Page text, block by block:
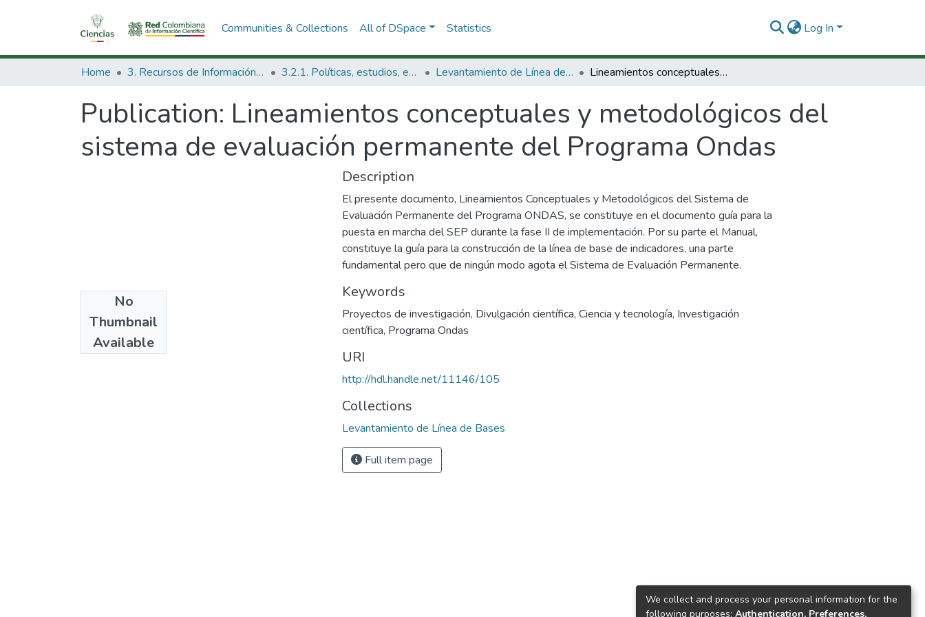
Communities & Collections All of DSpace Statistics Log In
Home 3. Recursos de Información Científica y Tecnológica 3.2.1. Políticas, estudios, evaluaciones e indicadores de CTeI Levantamiento de Línea de Bases Lineamientos conceptuales y metodológicos del sistema de evaluación permanente del Programa Ondas
Publication: Lineamientos conceptuales y metodológicos del
sistema de evaluación permanente del Programa Ondas
No
Thumbnail
Available
Authors
Lozano, Mónica
Description
El presente documento, Lineamientos Conceptuales y Metodológicos del Sistema de
Evaluación Permanente del Programa ONDAS, se constituye en el documento guía para la
puesta en marcha del SEP durante la fase II de implementación. Por su parte el Manual,
constituye la guía para la construcción de la línea de base de indicadores, una parte
fundamental pero que de ningún modo agota el Sistema de Evaluación Permanente.
Keywords
Proyectos de investigación, Divulgación científica, Ciencia y tecnología, Investigación
científica, Programa Ondas
URI
http://hdl.handle.net/11146/105
Collections
Levantamiento de Línea de Bases
Full item page
We collect and process your personal information for the
following purposes: Authentication, Preferences,